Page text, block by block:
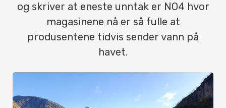
og skriver at eneste unntak er NO4 hvor
magasinene nå er så fulle at
produsentene tidvis sender vann på
havet.